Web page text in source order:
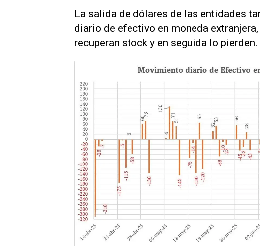
La salida de dólares de las entidades
diario de efectivo en moneda
recuperan stock y en seguida lo pierden.